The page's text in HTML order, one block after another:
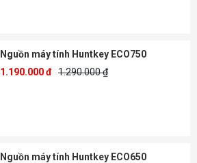
Nguồn máy tính Huntkey ECO750
1.190.000 đ 1.290.000 ₫
Nguồn máy tính Huntkey ECO650